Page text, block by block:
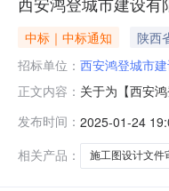
中标｜中标通知 陕西
招标单位： 西安鸿登城市
正文内容： 关于为【西安
工许可证核发
息：
发布时间： 2025-01-24
相关产品：
施工图设计文件